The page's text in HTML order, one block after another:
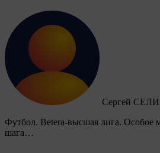
Сергей
Футбол. Betera-высшая лига. Особое
шага…